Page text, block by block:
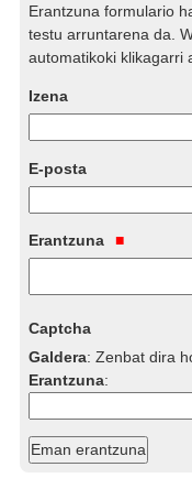
Erantzuna formulario
testu arruntarena da.
automatikoki klikagarri
Izena
E-posta
Erantzuna
Captcha
Galdera:Zenbat dira
Erantzuna: